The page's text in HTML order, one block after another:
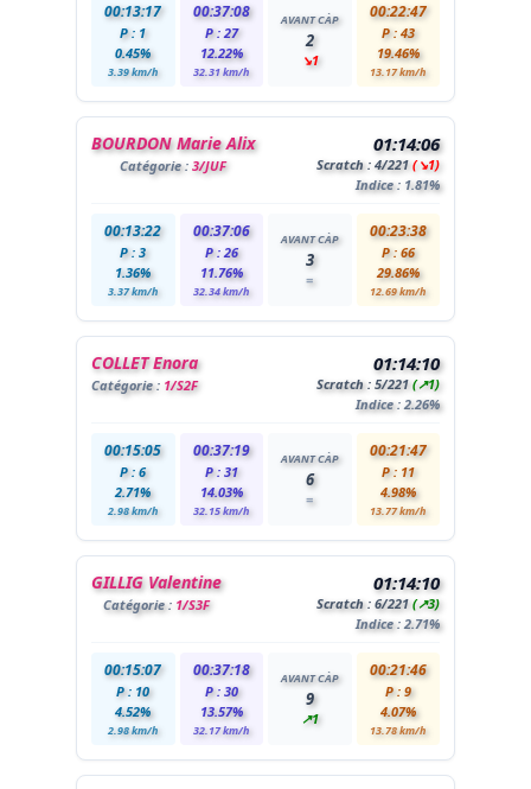
00:13:17
P : 1
0.45%
3.39 km/h
00:37:08
P : 27
12.22%
32.31 km/h
AVANT CÀP
2
↘1
00:22:47
P : 43
19.46%
13.17 km/h
BOURDON Marie Alix
Catégorie : 3/JUF
01:14:06
Scratch : 4/221(↘1)
Indice : 1.81%
00:13:22
P : 3
1.36%
3.37 km/h
00:37:06
P : 26
11.76%
32.34 km/h
AVANT CÀP
3
=
00:23:38
P : 66
29.86%
12.69 km/h
COLLET Enora
Catégorie : 1/S2F
01:14:10
Scratch : 5/221(↗1)
Indice : 2.26%
00:15:05
P : 6
2.71%
2.98 km/h
00:37:19
P : 31
14.03%
32.15 km/h
AVANT CÀP
6
=
00:21:47
P : 11
4.98%
13.77 km/h
GILLIG Valentine
Catégorie : 1/S3F
01:14:10
Scratch : 6/221(↗3)
Indice : 2.71%
00:15:07
P : 10
4.52%
2.98 km/h
00:37:18
P : 30
13.57%
32.17 km/h
AVANT CÀP
9
↗1
00:21:46
P : 9
4.07%
13.78 km/h